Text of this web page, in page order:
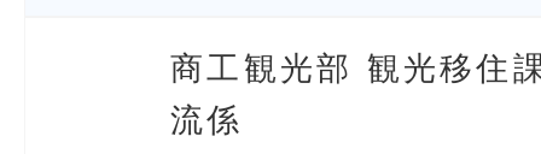
商工観光部 観光移住
流係